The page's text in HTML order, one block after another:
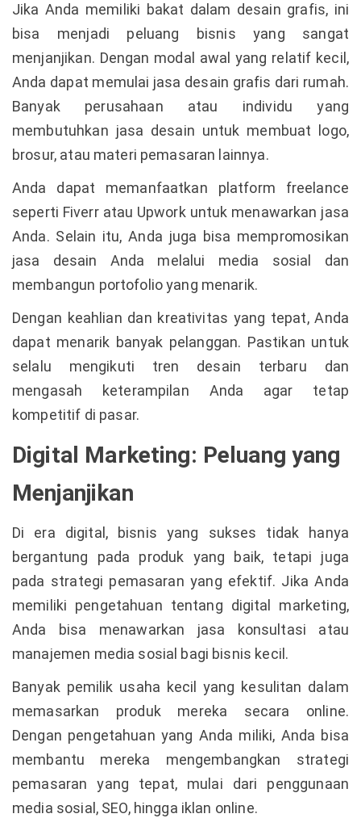
Jika Anda memiliki bakat dalam desain grafis, ini
bisa menjadi peluang bisnis yang sangat
menjanjikan. Dengan modal awal yang relatif kecil,
Anda dapat memulai jasa desain grafis dari rumah.
Banyak perusahaan atau individu yang
membutuhkan jasa desain untuk membuat logo,
brosur, atau materi pemasaran lainnya.
Anda dapat memanfaatkan platform freelance
seperti Fiverr atau Upwork untuk menawarkan jasa
Anda. Selain itu, Anda juga bisa mempromosikan
jasa desain Anda melalui media sosial dan
membangun portofolio yang menarik.
Dengan keahlian dan kreativitas yang tepat, Anda
dapat menarik banyak pelanggan. Pastikan untuk
selalu mengikuti tren desain terbaru dan
mengasah keterampilan Anda agar tetap
kompetitif di pasar.
Digital Marketing: Peluang yang
Menjanjikan
Di era digital, bisnis yang sukses tidak hanya
bergantung pada produk yang baik, tetapi juga
pada strategi pemasaran yang efektif. Jika Anda
memiliki pengetahuan tentang digital marketing,
Anda bisa menawarkan jasa konsultasi atau
manajemen media sosial bagi bisnis kecil.
Banyak pemilik usaha kecil yang kesulitan dalam
memasarkan produk mereka secara online.
Dengan pengetahuan yang Anda miliki, Anda bisa
membantu mereka mengembangkan strategi
pemasaran yang tepat, mulai dari penggunaan
media sosial, SEO, hingga iklan online.